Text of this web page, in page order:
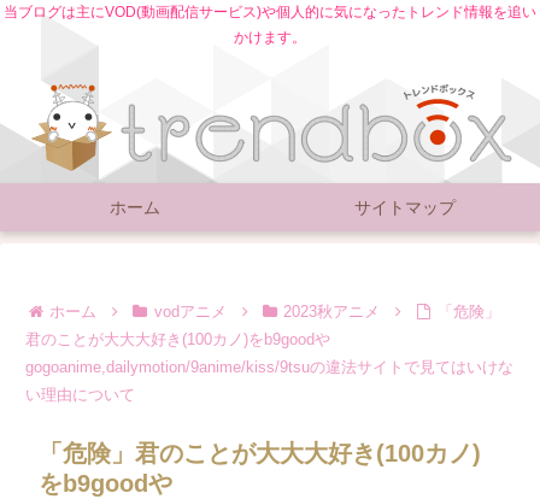
当ブログは主にVOD(動画配信サービス)や個人的に気になったトレンド情報を追い
かけます。
ホーム サイトマップ
ホーム vodアニメ 2023秋アニメ
「危険」
君のことが大大大好き(100カノ)をb9goodや
gogoanime,dailymotion/9anime/kiss/9tsuの違法サイトで見てはいけな
い理由について
「危険」君のことが大大大好き(100カノ)
をb9goodや